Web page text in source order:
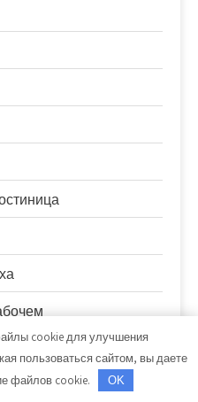
cookie для улучшения
пользоваться сайтом, вы даете
файлов cookie.
OK